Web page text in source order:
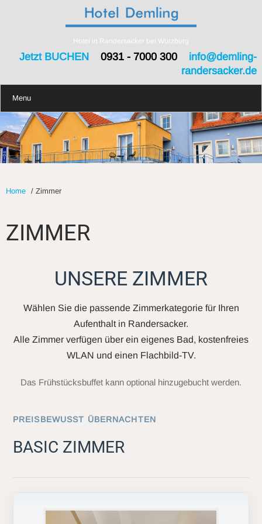
Hotel in Randersacker bei Würzburg
Jetzt BUCHEN0931 - 7000 300 info@demling-
randersacker.de
Menu
Home / Zimmer
ZIMMER
UNSERE ZIMMER
Wählen Sie die passende Zimmerkategorie für Ihren
Aufenthalt in Randersacker.
Alle Zimmer verfügen über ein eigenes Bad, kostenfreies
WLAN und einen Flachbild-TV.
Das Frühstücksbuffet kann optional hinzugebucht werden.
PREISBEWUSST ÜBERNACHTEN
BASIC ZIMMER